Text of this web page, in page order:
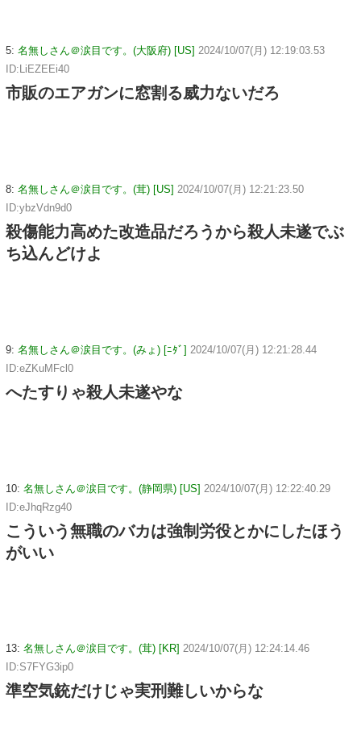
5: 名無しさん＠涙目です。(大阪府) [US] 2024/10/07(月) 12:19:03.53
ID:LiEZEEi40
市販のエアガンに窓割る威力ないだろ
8: 名無しさん＠涙目です。(茸) [US] 2024/10/07(月) 12:21:23.50
ID:ybzVdn9d0
殺傷能力高めた改造品だろうから殺人未遂でぶ
ち込んどけよ
9: 名無しさん＠涙目です。(みょ) [ﾆﾀﾞ] 2024/10/07(月) 12:21:28.44
ID:eZKuMFcl0
へたすりゃ殺人未遂やな
10: 名無しさん＠涙目です。(静岡県) [US] 2024/10/07(月) 12:22:40.29
ID:eJhqRzg40
こういう無職のバカは強制労役とかにしたほう
がいい
13: 名無しさん＠涙目です。(茸) [KR] 2024/10/07(月) 12:24:14.46
ID:S7FYG3ip0
準空気銃だけじゃ実刑難しいからな